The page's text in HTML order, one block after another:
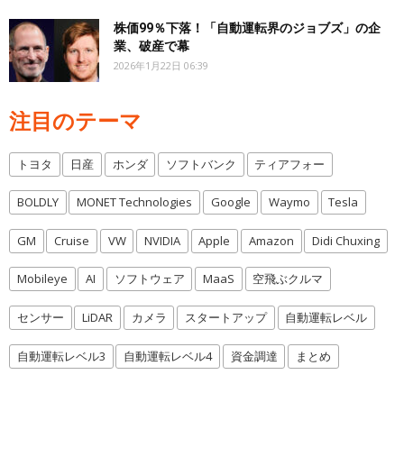
株価99％下落！「自動運転界のジョブズ」の企
業、破産で幕
2026年1月22日 06:39
注目のテーマ
トヨタ 日産 ホンダ ソフトバンク ティアフォー
BOLDLY MONET Technologies Google Waymo Tesla
GM Cruise VW NVIDIA Apple Amazon Didi Chuxing
Mobileye AI ソフトウェア MaaS 空飛ぶクルマ
センサー LiDAR カメラ スタートアップ 自動運転レベル
自動運転レベル3 自動運転レベル4 資金調達 まとめ